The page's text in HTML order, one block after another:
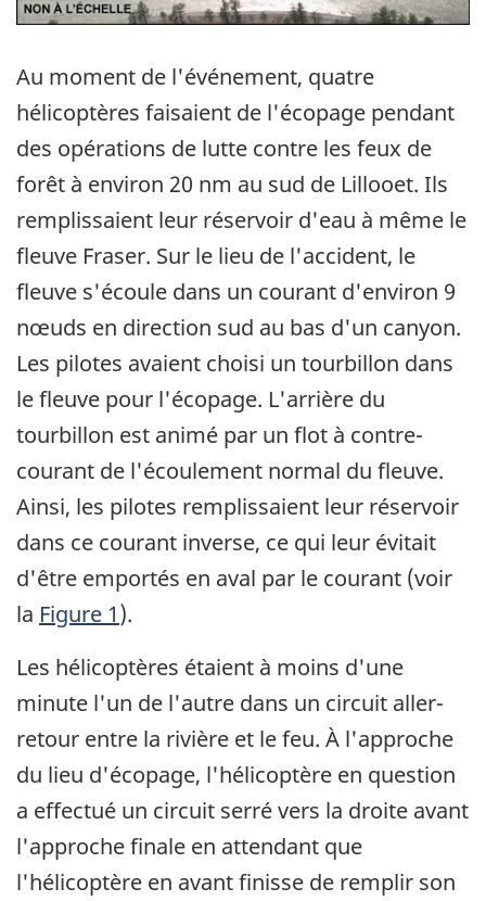
Au moment de l'événement, quatre
hélicoptères faisaient de l'écopage pendant
des opérations de lutte contre les feux de
forêt à environ 20 nm au sud de Lillooet. Ils
remplissaient leur réservoir d'eau à même le
fleuve Fraser. Sur le lieu de l'accident, le
fleuve s'écoule dans un courant d'environ 9
nœuds en direction sud au bas d'un canyon.
Les pilotes avaient choisi un tourbillon dans
le fleuve pour l'écopage. L'arrière du
tourbillon est animé par un flot à contre-
courant de l'écoulement normal du fleuve.
Ainsi, les pilotes remplissaient leur réservoir
dans ce courant inverse, ce qui leur évitait
d'être emportés en aval par le courant (voir
la Figure 1).
Les hélicoptères étaient à moins d'une
minute l'un de l'autre dans un circuit aller-
retour entre la rivière et le feu. À l'approche
du lieu d'écopage, l'hélicoptère en question
a effectué un circuit serré vers la droite avant
l'approche finale en attendant que
l'hélicoptère en avant finisse de remplir son